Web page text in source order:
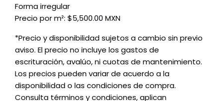
Forma irregular
Precio por m²: $5,500.00 MXN
*Precio y disponibilidad sujetos a cambio sin previo
aviso. El precio no incluye los gastos de
escrituración, avalúo, ni cuotas de mantenimiento.
Los precios pueden variar de acuerdo a la
disponibilidad o las condiciones de compra.
Consulta términos y condiciones, aplican